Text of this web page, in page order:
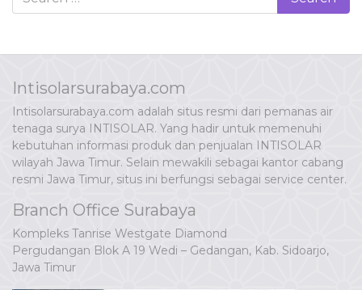
Intisolarsurabaya.com
Intisolarsurabaya.com adalah situs resmi dari pemanas air
tenaga surya INTISOLAR. Yang hadir untuk memenuhi
kebutuhan informasi produk dan penjualan INTISOLAR
wilayah Jawa Timur. Selain mewakili sebagai kantor cabang
resmi Jawa Timur, situs ini berfungsi sebagai service center.
Branch Office Surabaya
Kompleks Tanrise Westgate Diamond
Pergudangan Blok A 19 Wedi – Gedangan, Kab. Sidoarjo,
Jawa Timur